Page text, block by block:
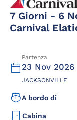
7 Giorni - 6
Carnival
Partenza
23 Nov 2026
JACKSONVILLE
A bordo di
Cabina